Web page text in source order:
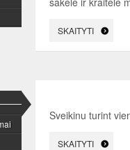
SKAITYTI
Sveikinu turint
SKAITYTI